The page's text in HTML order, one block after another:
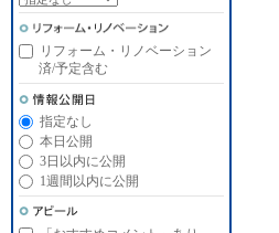
リフォーム・リノベーション
済/予定含む
指定なし
本日公開
3日以内に公開
1週間以内に公開